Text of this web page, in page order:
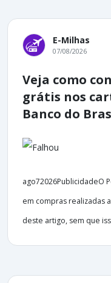
E-Milhas
07/08/2026
Veja como
grátis nos
Banco do
ago72026PublicidadeO
em compras realizadas
deste artigo, sem que